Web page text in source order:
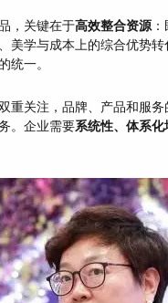
，关键在于高效整合资源：
美学与成本上的综合优势
统一。
重关注，品牌、产品和服
。企业需要系统性、体系